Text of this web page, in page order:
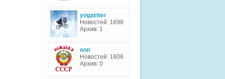
yogainter
Новостей: 1698
Архив: 1
oon
Новостей: 1606
Архив: 0